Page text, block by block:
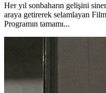
Her yıl sonbaharın gelişini
araya getirerek selamlayan
Programın tamamı...